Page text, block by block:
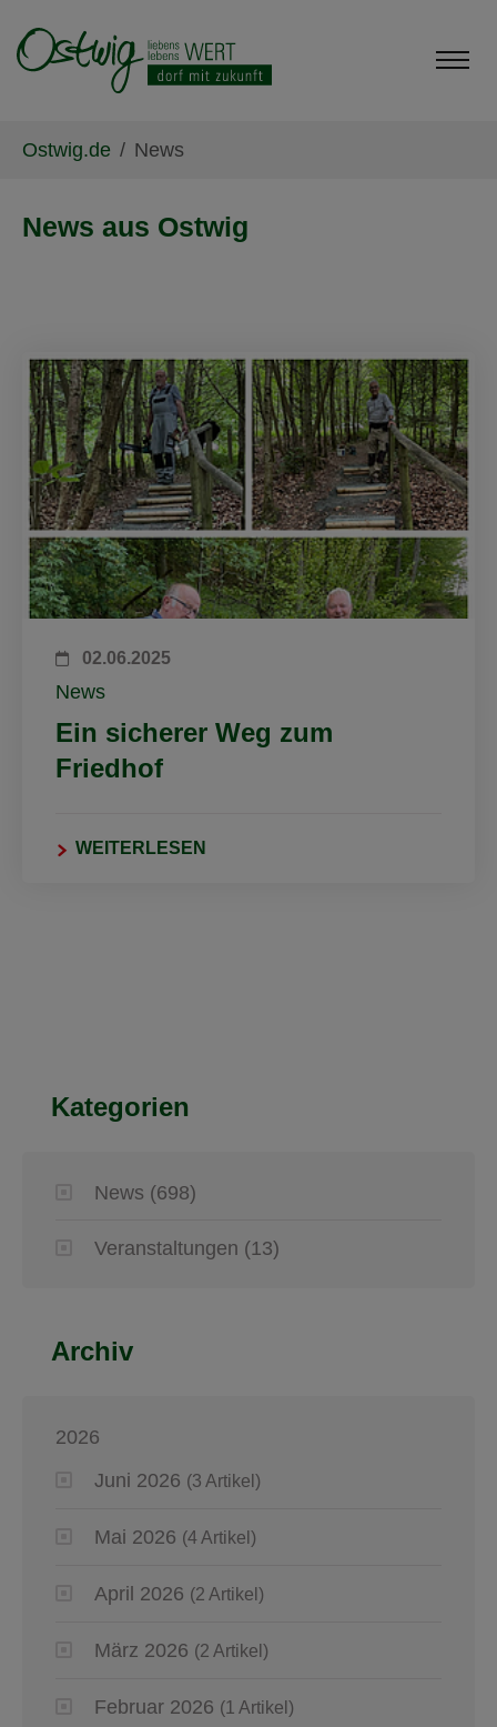
Ostwig.de News
News aus Ostwig
02.06.2025
News
Ein sicherer Weg zum
Friedhof
WEITERLESEN
Kategorien
News (698)
Veranstaltungen (13)
Archiv
2026
Juni 2026 (3 Artikel)
Mai 2026 (4 Artikel)
April 2026 (2 Artikel)
März 2026 (2 Artikel)
Februar 2026 (1 Artikel)